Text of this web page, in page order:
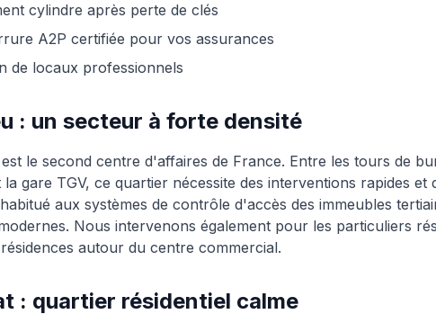
cylindre après perte de clés
A2P certifiée pour vos assurances
de locaux professionnels
: un secteur à forte densité
le second centre d'affaires de France. Entre les tours de
la gare TGV, ce quartier nécessite des interventions rapides et
aux systèmes de contrôle d'accès des immeubles
Nous intervenons également pour les particuliers
autour du centre commercial.
: quartier résidentiel calme